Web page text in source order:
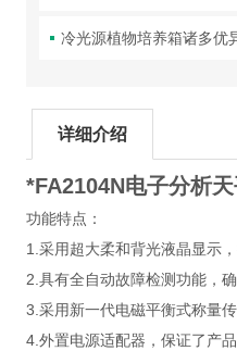
冷光源植物培养箱诸多优
详细介绍
*FA2104N电子分析
功能特点：
1.采用超大柔和背光液晶显示
2.具有全自动故障检测功能，
3.采用新一代电磁平衡式称量
4.外置电源适配器，保证了产